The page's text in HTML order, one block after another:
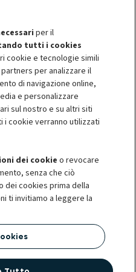
un contratto
e dei requisiti
e decorrenza
anticipato del
(veicolo
sui cookie
Termini e Condizioni
digitale
Governance
nella mobilità sostenibile,
vita dei propri clienti, dalle grandi
ai professionisti e ai privati. Il
service, servizi flessibili e
delle flotte. Presente in 42
milioni di veicoli e una delle più
per il
tutti i cookies
cookie e tecnologie simili
per analizzare il
di navigazione online,
e personalizzare
sul nostro e su altri siti
i cookie verranno utilizzati
dei cookie o revocare
senza che ciò
dei cookies prima della
ti invitiamo a leggere la